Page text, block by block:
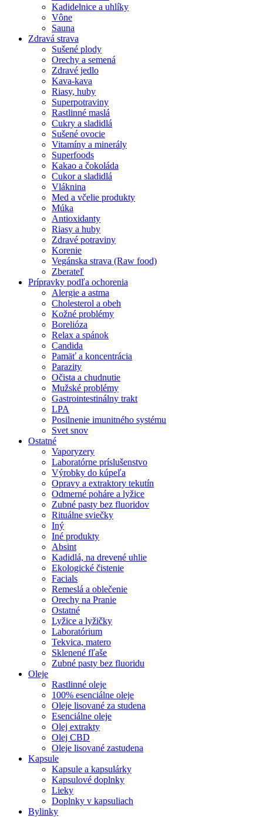
Kadidelnice a uhlíky
Vône
Sauna
Zdravá strava
Sušené plody
Orechy a semená
Zdravé jedlo
Kava-kava
Riasy, huby
Superpotraviny
Rastlinné maslá
Cukry a sladidlá
Sušené ovocie
Vitamíny a minerály
Superfoods
Kakao a čokoláda
Cukor a sladidlá
Vláknina
Med a včelie produkty
Múka
Antioxidanty
Riasy a huby
Zdravé potraviny
Korenie
Vegánska strava (Raw food)
Zberateľ
Prípravky podľa ochorenia
Alergie a astma
Cholesterol a obeh
Kožné problémy
Borelióza
Relax a spánok
Candida
Pamäť a koncentrácia
Parazity
Očista a chudnutie
Mužské problémy
Gastrointestinálny trakt
LPA
Posilnenie imunitného systému
Svet snov
Ostatné
Vaporyzery
Laboratórne príslušenstvo
Výrobky do kúpeľa
Opravy a extraktory tekutín
Odmerné poháre a lyžice
Zubné pasty bez fluoridov
Rituálne sviečky
Iný
Iné produkty
Absint
Kadidlá, na drevené uhlie
Ekologické čistenie
Facials
Remeslá a oblečenie
Orechy na Pranie
Ostatné
Lyžice a lyžičky
Laboratórium
Tekvica, matero
Sklenené fľaše
Zubné pasty bez fluoridu
Oleje
Rastlinné oleje
100% esenciálne oleje
Oleje lisované za studena
Esenciálne oleje
Olej extrakty
Olej CBD
Oleje lisované zastudena
Kapsule
Kapsule a kapsulárky
Kapsulové doplnky
Lieky
Doplnky v kapsuliach
Bylinky